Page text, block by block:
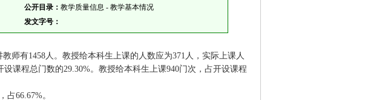
公开目录： 教学质量信息 - 教学基本情况
发文字号：
有1458人。教授给本科生上课的人数应为371人，实际上课人
课程总门数的29.30%。教授给本科生上课940门次，占开设课程
66.67%。